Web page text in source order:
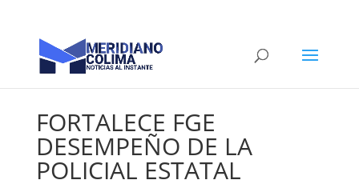
FORTALECE FGE
DESEMPEÑO DE LA
POLICIAL ESTATAL